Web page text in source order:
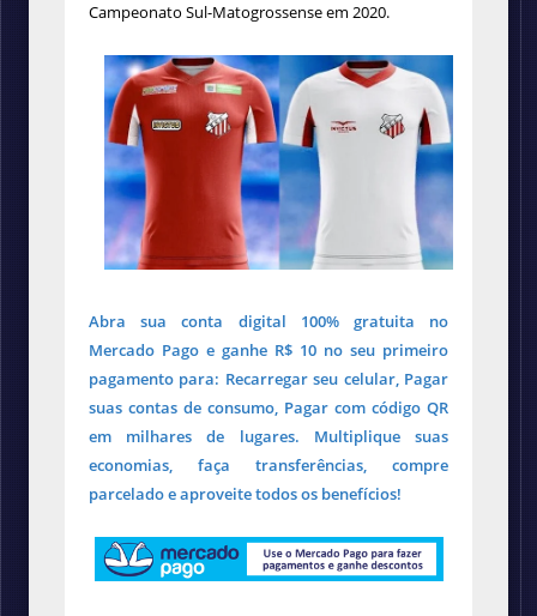
Campeonato Sul-Matogrossense em 2020.
Abra sua conta digital 100% gratuita no
Mercado Pago e ganhe R$ 10 no seu primeiro
pagamento para: Recarregar seu celular, Pagar
suas contas de consumo, Pagar com código QR
em milhares de lugares. Multiplique suas
economias, faça transferências, compre
parcelado e aproveite todos os benefícios!